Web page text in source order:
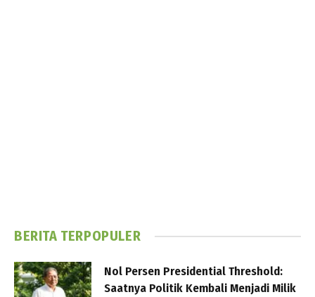
BERITA TERPOPULER
Nol Persen Presidential Threshold:
Saatnya Politik Kembali Menjadi Milik